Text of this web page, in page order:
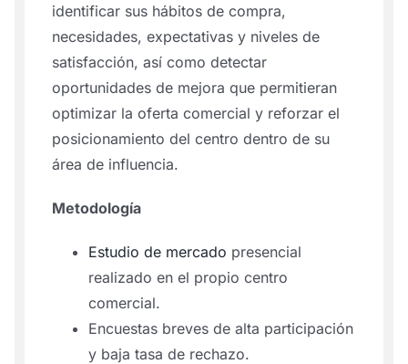
identificar sus hábitos de compra,
necesidades, expectativas y niveles de
satisfacción, así como detectar
oportunidades de mejora que permitieran
optimizar la oferta comercial y reforzar el
posicionamiento del centro dentro de su
área de influencia.
Metodología
Estudio de mercado presencial
realizado en el propio centro
comercial.
Encuestas breves de alta participación
y baja tasa de rechazo.